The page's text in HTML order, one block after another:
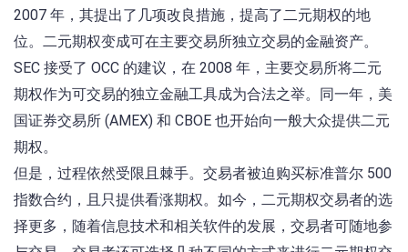
2007 年，其提出了几项改良措施，提高了二元期权的地
位。二元期权变成可在主要交易所独立交易的金融资产。
SEC 接受了 OCC 的建议，在 2008 年，主要交易所将二元
期权作为可交易的独立金融工具成为合法之举。同一年，美
国证券交易所 (AMEX) 和 CBOE 也开始向一般大众提供二元
期权。
但是，过程依然受限且棘手。交易者被迫购买标准普尔 500
指数合约，且只提供看涨期权。如今，二元期权交易者的选
择更多，随着信息技术和相关软件的发展，交易者可随地参